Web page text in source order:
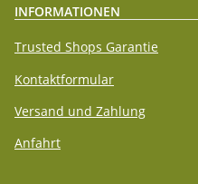
INFORMATIONEN
Trusted Shops Garantie
Kontaktformular
Versand und Zahlung
Anfahrt